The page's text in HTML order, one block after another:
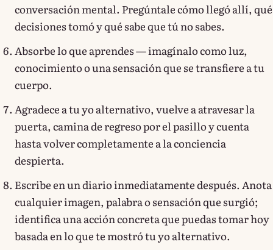
conversación mental. Pregúntale cómo llegó allí, qué
decisiones tomó y qué sabe que tú no sabes.
Absorbe lo que aprendes — imagínalo como luz,
conocimiento o una sensación que se transfiere a tu
cuerpo.
Agradece a tu yo alternativo, vuelve a atravesar la
puerta, camina de regreso por el pasillo y cuenta
hasta volver completamente a la conciencia
despierta.
Escribe en un diario inmediatamente después. Anota
cualquier imagen, palabra o sensación que surgió;
identifica una acción concreta que puedas tomar hoy
basada en lo que te mostró tu yo alternativo.